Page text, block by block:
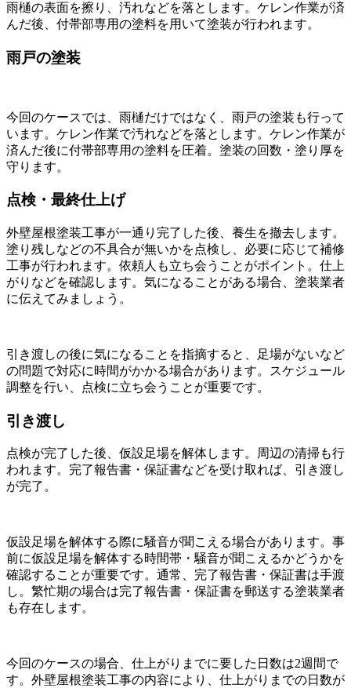
雨樋の表面を擦り、汚れなどを落とします。ケレン作業が済
んだ後、付帯部専用の塗料を用いて塗装が行われます。
雨戸の塗装
今回のケースでは、雨樋だけではなく、雨戸の塗装も行って
います。ケレン作業で汚れなどを落とします。ケレン作業が
済んだ後に付帯部専用の塗料を圧着。塗装の回数・塗り厚を
守ります。
点検・最終仕上げ
外壁屋根塗装工事が一通り完了した後、養生を撤去します。
塗り残しなどの不具合が無いかを点検し、必要に応じて補修
工事が行われます。依頼人も立ち会うことがポイント。仕上
がりなどを確認します。気になることがある場合、塗装業者
に伝えてみましょう。
引き渡しの後に気になることを指摘すると、足場がないなど
の問題で対応に時間がかかる場合があります。スケジュール
調整を行い、点検に立ち会うことが重要です。
引き渡し
点検が完了した後、仮設足場を解体します。周辺の清掃も行
われます。完了報告書・保証書などを受け取れば、引き渡し
が完了。
仮設足場を解体する際に騒音が聞こえる場合があります。事
前に仮設足場を解体する時間帯・騒音が聞こえるかどうかを
確認することが重要です。通常、完了報告書・保証書は手渡
し。繁忙期の場合は完了報告書・保証書を郵送する塗装業者
も存在します。
今回のケースの場合、仕上がりまでに要した日数は2週間で
す。外壁屋根塗装工事の内容により、仕上がりまでの日数が